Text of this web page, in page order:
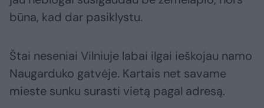
būna, kad dar pasiklystu.
Štai neseniai Vilniuje labai ilgai ieškojau namo
Naugarduko gatvėje. Kartais net savame
mieste sunku surasti vietą pagal adresą.